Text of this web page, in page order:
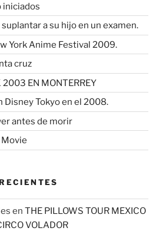
iniciados
a su hijo en un examen.
York Anime Festival 2009.
cruz
2003 EN MONTERREY
Disney Tokyo en el 2008.
antes de morir
en THE PILLOWS TOUR MEXICO
VOLADOR